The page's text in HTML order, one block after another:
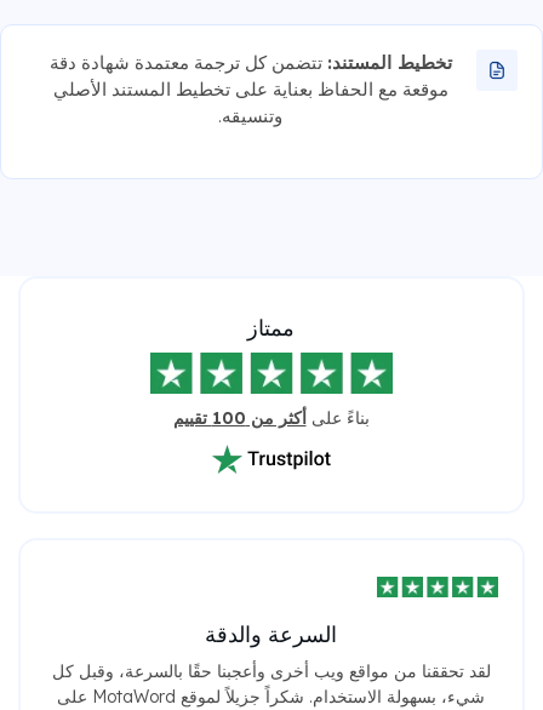
تخطيط المستند: تتضمن كل ترجمة معتمدة شهادة دقة
موقعة مع الحفاظ بعناية على تخطيط المستند الأصلي
وتنسيقه.
ممتاز
بناءً على أكثر من 100 تقييم
السرعة والدقة
لقد تحققنا من مواقع ويب أخرى وأعجبنا حقًا بالسرعة، وقبل كل
شيء، بسهولة الاستخدام. شكراً جزيلاً لموقع MotaWord على